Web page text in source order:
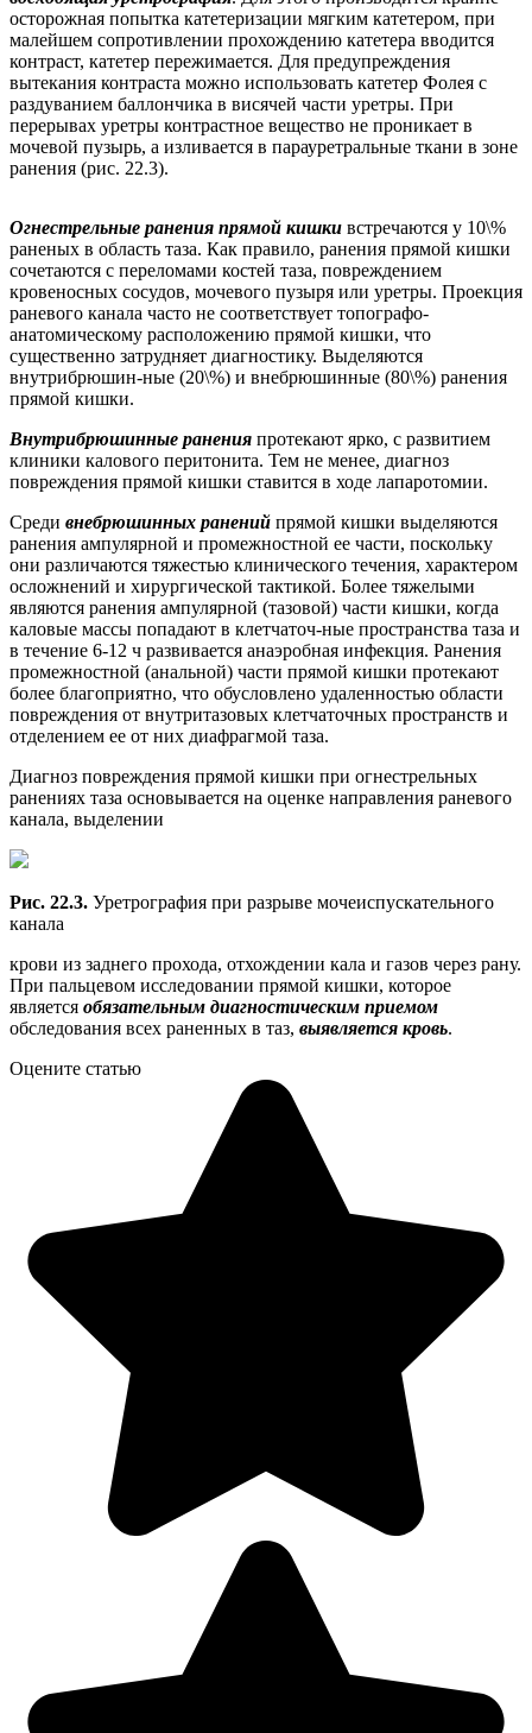
осторожная попытка катетеризации мягким катетером, при
малейшем сопротивлении прохождению катетера вводится
контраст, катетер пережимается. Для предупреждения
вытекания контраста можно использовать катетер Фолея с
раздуванием баллончика в висячей части уретры. При
перерывах уретры контрастное вещество не проникает в
мочевой пузырь, а изливается в парауретральные ткани в зоне
ранения (рис. 22.3).
Огнестрельные ранения прямой кишки встречаются у 10\%
раненых в область таза. Как правило, ранения прямой кишки
сочетаются с переломами костей таза, повреждением
кровеносных сосудов, мочевого пузыря или уретры. Проекция
раневого канала часто не соответствует топографо-
анатомическому расположению прямой кишки, что
существенно затрудняет диагностику. Выделяются
внутрибрюшин-ные (20\%) и внебрюшинные (80\%) ранения
прямой кишки.
Внутрибрюшинные ранения протекают ярко, с развитием
клиники калового перитонита. Тем не менее, диагноз
повреждения прямой кишки ставится в ходе лапаротомии.
Среди внебрюшинных ранений прямой кишки выделяются
ранения ампулярной и промежностной ее части, поскольку
они различаются тяжестью клинического течения, характером
осложнений и хирургической тактикой. Более тяжелыми
являются ранения ампулярной (тазовой) части кишки, когда
каловые массы попадают в клетчаточ-ные пространства таза и
в течение 6-12 ч развивается анаэробная инфекция. Ранения
промежностной (анальной) части прямой кишки протекают
более благоприятно, что обусловлено удаленностью области
повреждения от внутритазовых клетчаточных пространств и
отделением ее от них диафрагмой таза.
Диагноз повреждения прямой кишки при огнестрельных
ранениях таза основывается на оценке направления раневого
канала, выделении
Рис. 22.3. Уретрография при разрыве мочеиспускательного
канала
крови из заднего прохода, отхождении кала и газов через рану.
При пальцевом исследовании прямой кишки, которое
является обязательным диагностическим приемом
обследования всех раненных в таз, выявляется кровь.
Оцените статью